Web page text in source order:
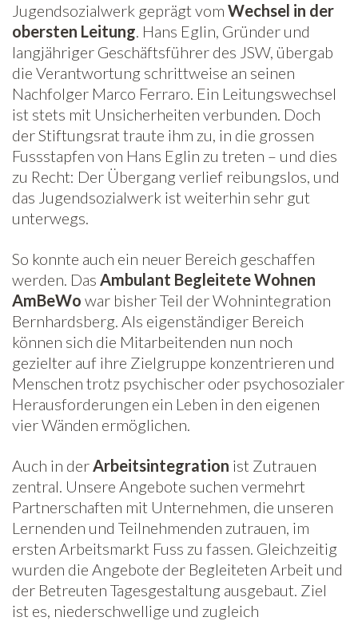
Jugendsozialwerk geprägt vom Wechsel in der
obersten Leitung. Hans Eglin, Gründer und
langjähriger Geschäftsführer des JSW, übergab
die Verantwortung schrittweise an seinen
Nachfolger Marco Ferraro. Ein Leitungswechsel
ist stets mit Unsicherheiten verbunden. Doch
der Stiftungsrat traute ihm zu, in die grossen
Fussstapfen von Hans Eglin zu treten – und dies
zu Recht: Der Übergang verlief reibungslos, und
das Jugendsozialwerk ist weiterhin sehr gut
unterwegs.
So konnte auch ein neuer Bereich geschaffen
werden. Das Ambulant Begleitete Wohnen
AmBeWo war bisher Teil der Wohnintegration
Bernhardsberg. Als eigenständiger Bereich
können sich die Mitarbeitenden nun noch
gezielter auf ihre Zielgruppe konzentrieren und
Menschen trotz psychischer oder psychosozialer
Herausforderungen ein Leben in den eigenen
vier Wänden ermöglichen.
Auch in derArbeitsintegration ist Zutrauen
zentral. Unsere Angebote suchen vermehrt
Partnerschaften mit Unternehmen, die unseren
Lernenden und Teilnehmenden zutrauen, im
ersten Arbeitsmarkt Fuss zu fassen. Gleichzeitig
wurden die Angebote der Begleiteten Arbeit und
der Betreuten Tagesgestaltung ausgebaut. Ziel
ist es, niederschwellige und zugleich